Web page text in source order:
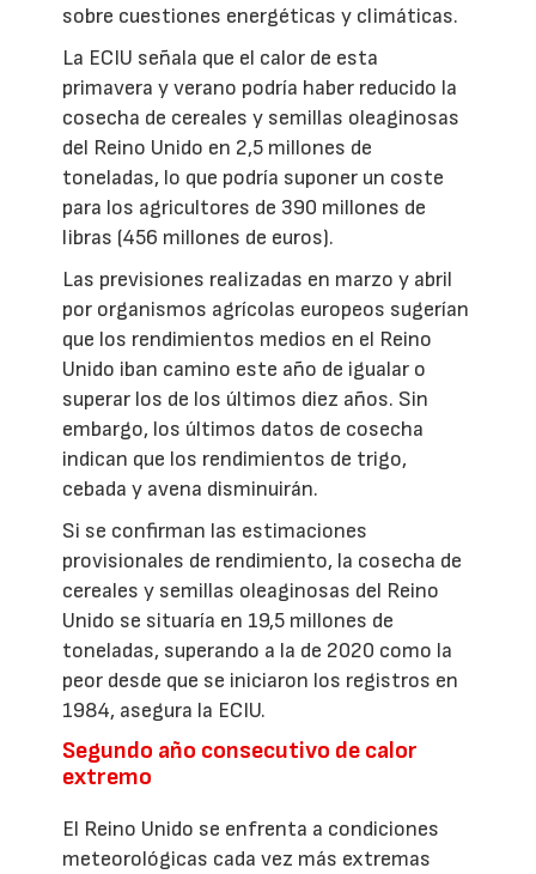
sobre cuestiones energéticas y climáticas.
La ECIU señala que el calor de esta
primavera y verano podría haber reducido la
cosecha de cereales y semillas oleaginosas
del Reino Unido en 2,5 millones de
toneladas, lo que podría suponer un coste
para los agricultores de 390 millones de
libras (456 millones de euros).
Las previsiones realizadas en marzo y abril
por organismos agrícolas europeos sugerían
que los rendimientos medios en el Reino
Unido iban camino este año de igualar o
superar los de los últimos diez años. Sin
embargo, los últimos datos de cosecha
indican que los rendimientos de trigo,
cebada y avena disminuirán.
Si se confirman las estimaciones
provisionales de rendimiento, la cosecha de
cereales y semillas oleaginosas del Reino
Unido se situaría en 19,5 millones de
toneladas, superando a la de 2020 como la
peor desde que se iniciaron los registros en
1984, asegura la ECIU.
Segundo año consecutivo de calor
extremo
El Reino Unido se enfrenta a condiciones
meteorológicas cada vez más extremas